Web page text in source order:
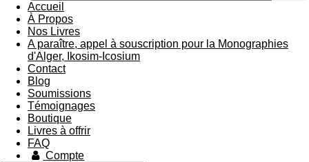
Accueil
À Propos
Nos Livres
A paraître, appel à souscription pour la Monographies
d'Alger, Ikosim-Icosium
Contact
Blog
Soumissions
Témoignages
Boutique
Livres à offrir
FAQ
Compte